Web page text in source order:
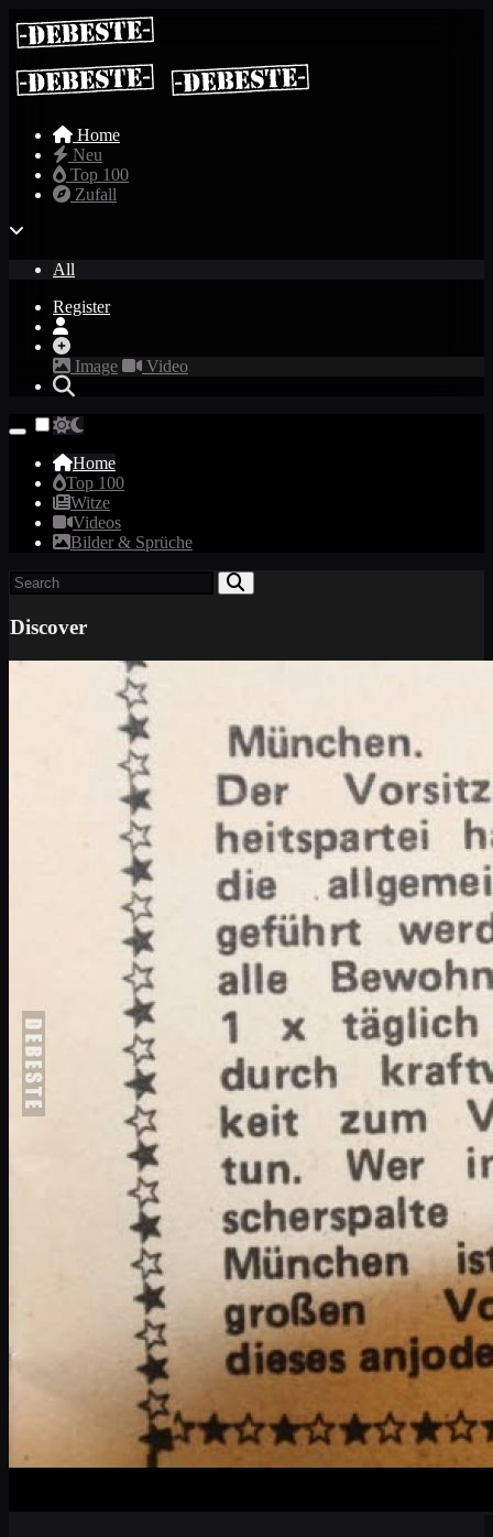
Home
Neu
Top 100
Zufall
All
Register
Image Video
Home
Top 100
Witze
Videos
Bilder & Sprüche
Discover